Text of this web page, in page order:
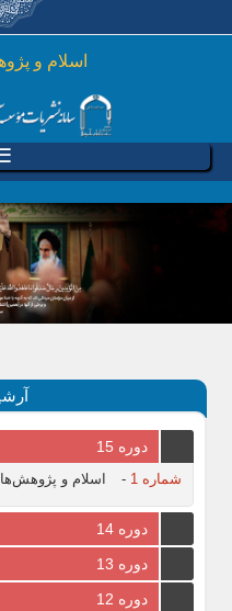
رفتن به
اسلام و
دوره 15
شماره 1 - اسلام و پژوهش‌های مدیریتی 30
دوره 14
دوره 13
دوره 12